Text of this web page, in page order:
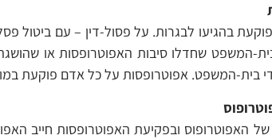
בהגיעו לבגרות. על פסול-דין – עם ביטול
המשפט שחדלו סיבות האפוטרופסות או
בית-המשפט. אפוטרופסות על כל אדם פוקעת
של האפוטרופוס ובפקיעת האפוטרופסות חייב